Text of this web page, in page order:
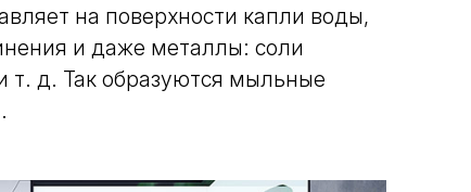
на поверхности капли воды,
и даже металлы: соли
т. д. Так образуются мыльные